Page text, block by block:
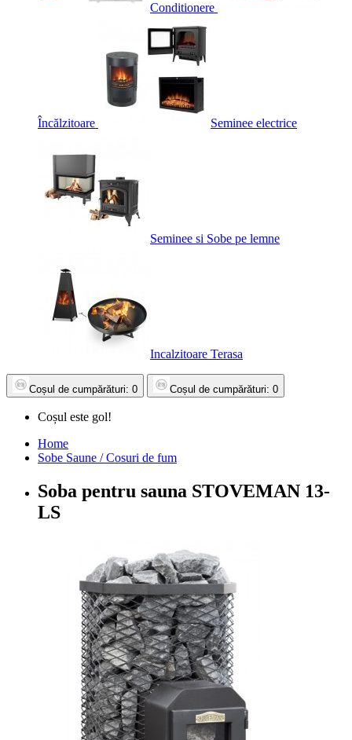
Conditionere
Încălzitoare Seminee electrice
Seminee si Sobe pe lemne
Incalzitoare Terasa
Coșul de cumpărături: 0 Coșul de cumpărături: 0
Coșul este gol!
Home
Sobe Saune / Cosuri de fum
Soba pentru sauna STOVEMAN 13-
LS